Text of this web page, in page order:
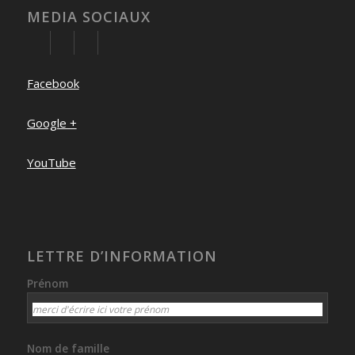
MEDIA SOCIAUX
Facebook
Google +
YouTube
LETTRE D’INFORMATION
Prénom
Nom de famille